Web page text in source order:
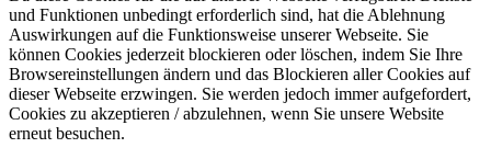
und Funktionen unbedingt erforderlich sind, hat die Ablehnung
Auswirkungen auf die Funktionsweise unserer Webseite. Sie
können Cookies jederzeit blockieren oder löschen, indem Sie Ihre
Browsereinstellungen ändern und das Blockieren aller Cookies auf
dieser Webseite erzwingen. Sie werden jedoch immer aufgefordert,
Cookies zu akzeptieren / abzulehnen, wenn Sie unsere Website
erneut besuchen.